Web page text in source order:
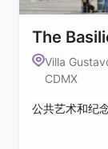
The
Villa
CDMX
公共艺术和纪